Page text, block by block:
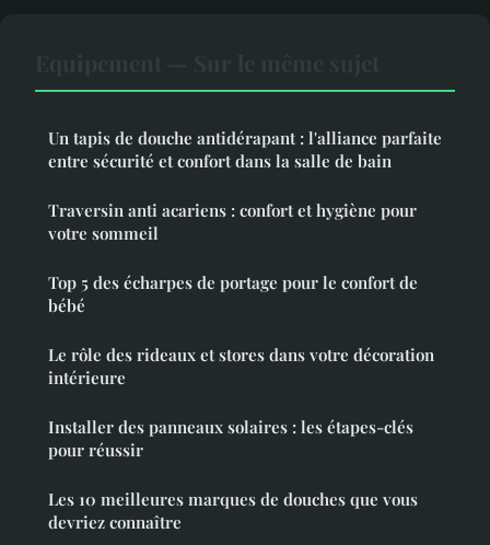
Un tapis de douche antidérapant : l'alliance parfaite
entre sécurité et confort dans la salle de bain
Traversin anti acariens : confort et hygiène pour
votre sommeil
Top 5 des écharpes de portage pour le confort de
bébé
Le rôle des rideaux et stores dans votre décoration
intérieure
Installer des panneaux solaires : les étapes-clés
pour réussir
Les 10 meilleures marques de douches que vous
devriez connaître